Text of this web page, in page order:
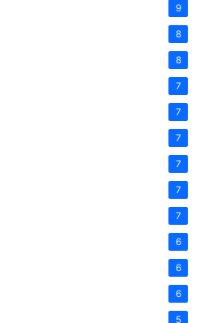
9
8
8
7
7
7
7
7
7
6
6
6
5